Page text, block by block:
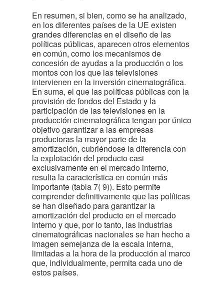
En resumen, si bien, como se ha analizado,
en los diferentes países de la UE existen
grandes diferencias en el diseño de las
políticas públicas, aparecen otros elementos
en común, como los mecanismos de
concesión de ayudas a la producción o los
montos con los que las televisiones
intervienen en la inversión cinematográfica.
En suma, el que las políticas públicas con la
provisión de fondos del Estado y la
participación de las televisiones en la
producción cinematográfica tengan por único
objetivo garantizar a las empresas
productoras la mayor parte de la
amortización, cubriéndose la diferencia con
la explotación del producto casi
exclusivamente en el mercado interno,
resulta la característica en común más
importante (tabla 7( 9)). Esto permite
comprender definitivamente que las políticas
se han diseñado para garantizar la
amortización del producto en el mercado
interno y que, por lo tanto, las industrias
cinematográficas nacionales se han hecho a
imagen semejanza de la escala interna,
limitadas a la hora de la producción al marco
que, individualmente, permita cada uno de
estos países.